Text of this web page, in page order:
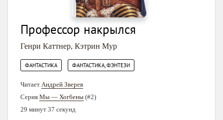
Профессор накрылся
Генри Каттнер, Кэтрин Мур
ФАНТАСТИКА ФАНТАСТИКА, ФЭНТЕЗИ
Читает Андрей Зверев
Серия Мы — Хогбены (#2)
29 минут 37 секунд